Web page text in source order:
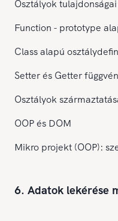
Osztályok
Function - prototype
Class alapú
Setter és Getter
Osztályok
OOP és DOM
Mikro projekt (OOP):
6. Adatok lekérése